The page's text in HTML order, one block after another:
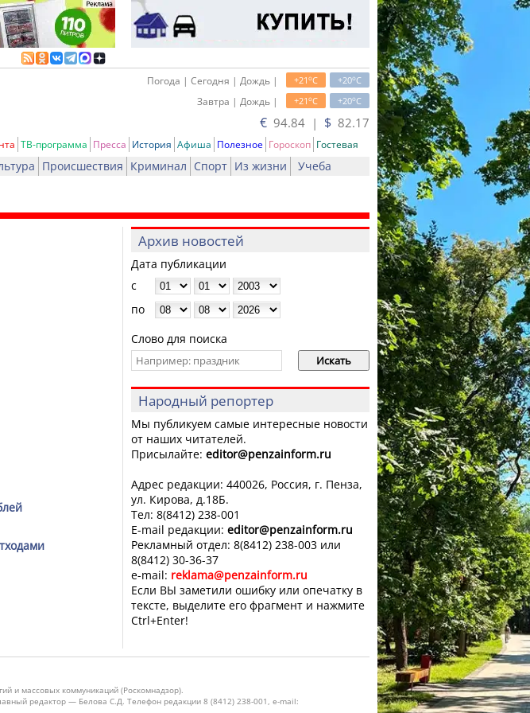
+20oC
+21oC
Погода | Сегодня | Дождь |
+20oC
+21oC
Завтра | Дождь |
€ 94.84 | $ 82.17
ТВ-программа Пресса История Афиша Полезное Гороскоп Гостевая
Происшествия Криминал Спорт Из жизни Учеба
Архив новостей
Дата публикации
с
по
Слово для поиска
Народный репортер
Мы публикуем самые интересные новости
от наших читателей.
Присылайте: editor@penzainform.ru
Адрес редакции: 440026, Россия, г. Пенза,
ул. Кирова, д.18Б.
Тел: 8(8412) 238-001
E-mail редакции: editor@penzainform.ru
Рекламный отдел: 8(8412) 238-003 или
8(8412) 30-36-37
e-mail: reklama@penzainform.ru
Если ВЫ заметили ошибку или опечатку в
тексте, выделите его фрагмент и нажмите
Ctrl+Enter!
и массовых коммуникаций (Роскомнадзор).
редактор — Белова С.Д. Телефон редакции 8 (8412) 238-001, e-mail: